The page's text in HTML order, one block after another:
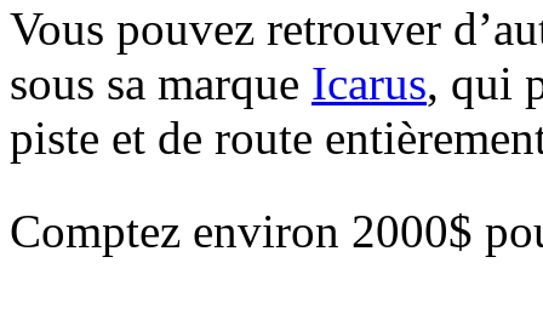
Vous pouvez retrouver
sous sa marque Icarus, qui
piste et de route
Comptez environ 2000$